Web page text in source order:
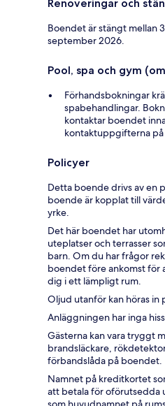
Renoveringar och
Boendet är stängt mellan
september 2026.
Pool, spa och gym
Förhandsbokningar
spabehandlingar.
kontaktar boendet
kontaktuppgifterna
Policyer
Detta boende drivs av en
boende är kopplat till
yrke.
Det här boendet har
uteplatser och terrasser
barn. Om du har frågor
boendet före ankomst för
dig i ett lämpligt rum.
Oljud utanför kan höras in
Anläggningen har inga
Gästerna kan vara tryggt
brandsläckare,
förbandslåda på boendet.
Namnet på kreditkortet
att betala för oförutsedda